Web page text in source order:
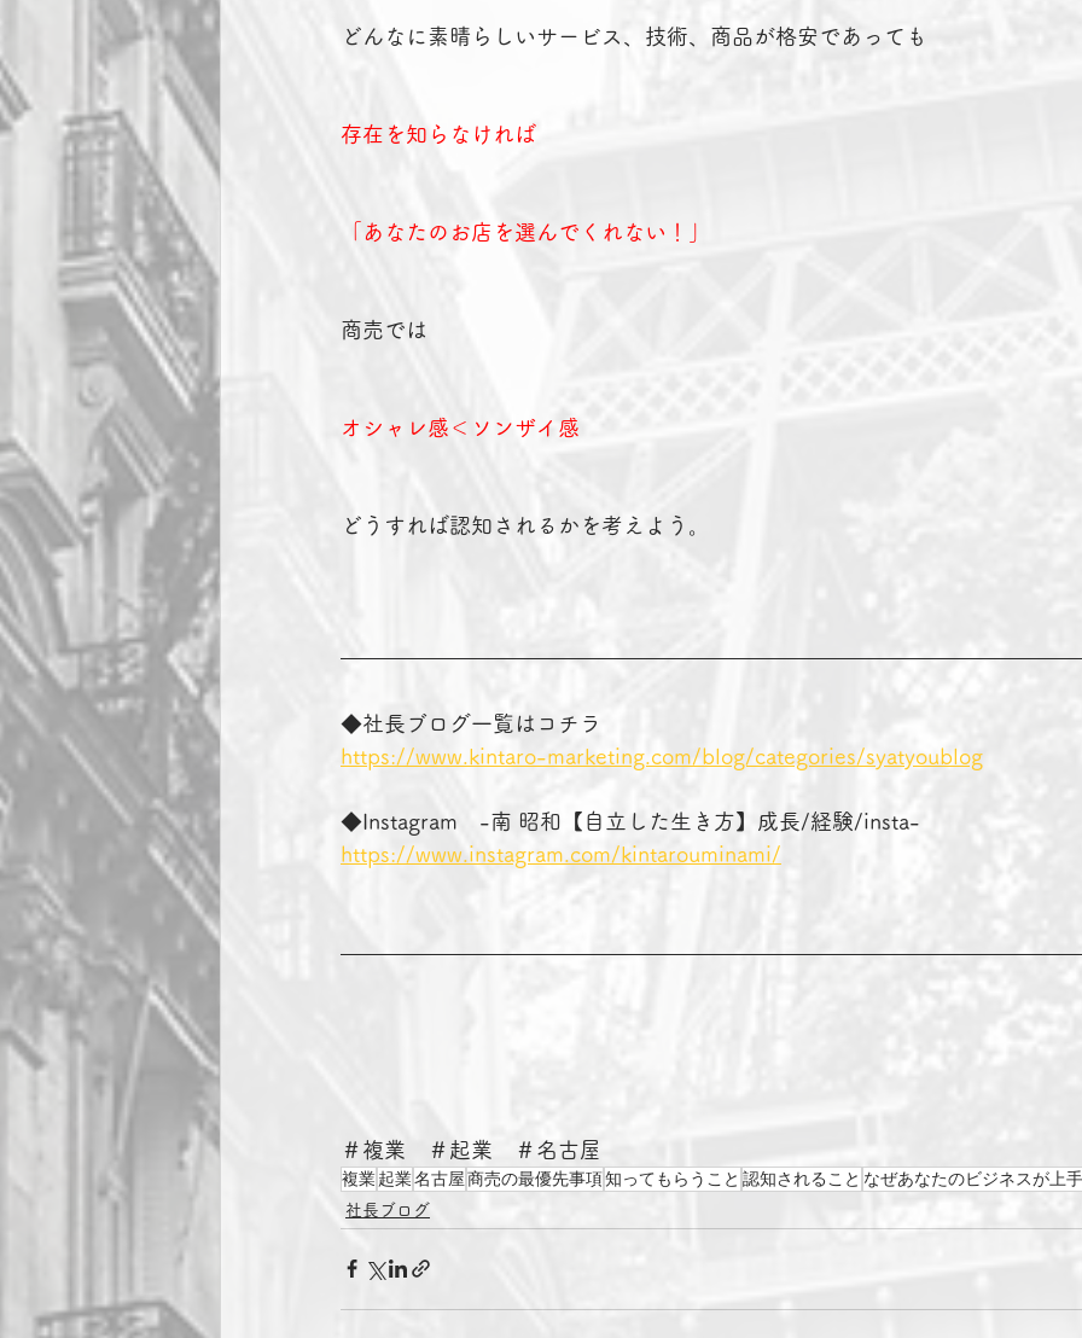
どんなに素晴らしいサービス、技術、商品が格安であっても
存在を知らなければ
「あなたのお店を選んでくれない！」
商売では
オシャレ感＜ソンザイ感
どうすれば認知されるかを考えよう。
◆社長ブログ一覧はコチラ
https://www.kintaro-marketing.com/blog/categories/syatyoublog
◆Instagram　-南 昭和【自立した生き方】成長/経験/insta-
https://www.instagram.com/kintarouminami/
＃複業　＃起業　＃名古屋
複業起業名古屋商売の最優先事項知ってもらうこと 認知されること なぜあなたのビジネスが上
社長ブログ